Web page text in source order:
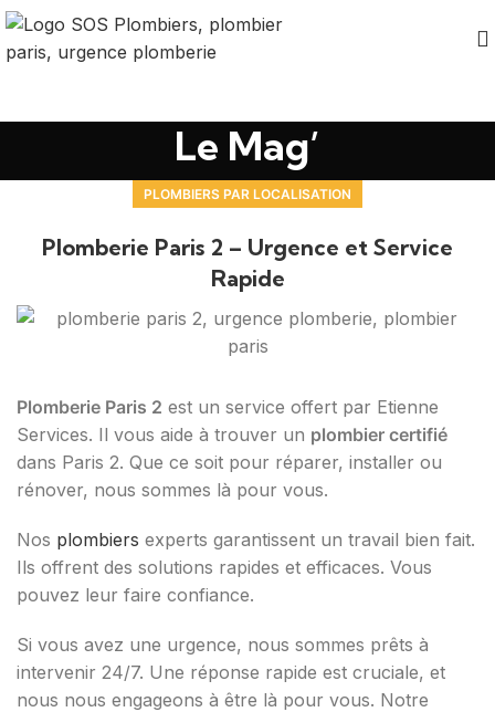
Le Mag’
PLOMBIERS PAR LOCALISATION
Plomberie Paris 2 – Urgence et Service
Rapide
Plomberie Paris 2 est un service offert par Etienne
Services. Il vous aide à trouver un plombier certifié
dans Paris 2. Que ce soit pour réparer, installer ou
rénover, nous sommes là pour vous.
Nos plombiers experts garantissent un travail bien fait.
Ils offrent des solutions rapides et efficaces. Vous
pouvez leur faire confiance.
Si vous avez une urgence, nous sommes prêts à
intervenir 24/7. Une réponse rapide est cruciale, et
nous nous engageons à être là pour vous. Notre